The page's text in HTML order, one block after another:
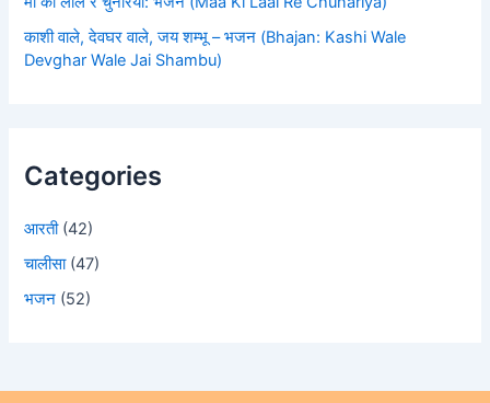
काशी वाले, देवघर वाले, जय शम्भू – भजन (Bhajan: Kashi Wale
Devghar Wale Jai Shambu)
Categories
आरती(42)
चालीसा(47)
भजन (52)